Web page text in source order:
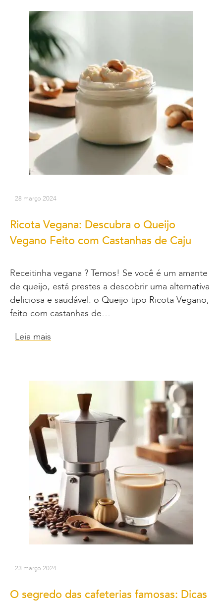
28 março 2024
Ricota Vegana: Descubra o Queijo
Vegano Feito com Castanhas de Caju
Receitinha vegana ? Temos! Se você é um amante
de queijo, está prestes a descobrir uma alternativa
deliciosa e saudável: o Queijo tipo Ricota Vegano,
feito com castanhas de…
Leia mais
23 março 2024
O segredo das cafeterias famosas: Dicas